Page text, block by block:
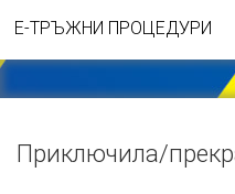
Е-ТРЪЖНИ ПРОЦЕДУРИ
Приключилa/